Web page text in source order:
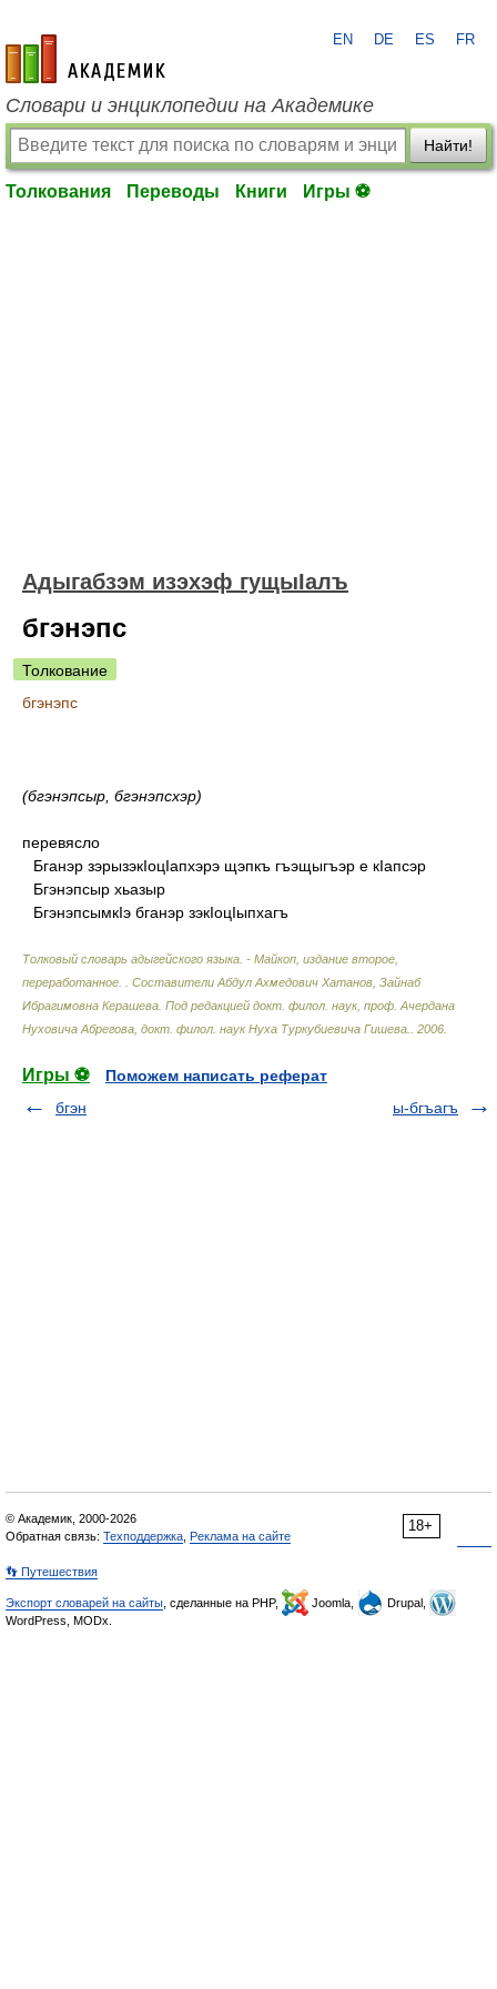
academic.ru
EN DE ES FR
Словари и энциклопедии на Академике
Найти!
Толкования Переводы Книги Игры ⚽
Адыгабзэм изэхэф гущыIалъ
бгэнэпс
Толкование
бгэнэпс
(бгэнэпсыр, бгэнэпсхэр)
перевясло
Бганэр зэрызэкIоцIапхэрэ щэпкъ гъэщыгъэр е кIапсэр
Бгэнэпсыр хьазыр
БгэнэпсымкIэ бганэр зэкIоцIыпхагъ
Толковый словарь адыгейского языка. - Майкоп, издание второе,
переработанное.
Составители Абдул Ахмедович Хатанов, Зайнаб
Ибрагимовна Керашева. Под редакцией докт. филол. наук, проф. Ачердана
Нуховича Абрегова, докт. филол. наук Нуха Туркубиевича Гишева.
2006
Игры ⚽
Поможем написать реферат
бгэн
ы-бгъагъ
18+
© Академик, 2000-2026
Обратная связь: Техподдержка Реклама на сайте
👣 Путешествия
Экспорт словарей на сайты , сделанные на PHP, Joomla,
Drupal,
WordPress, MODx.